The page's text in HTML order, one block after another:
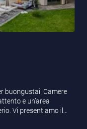
buongustai. Camere
e un’area
Vi presentiamo il…